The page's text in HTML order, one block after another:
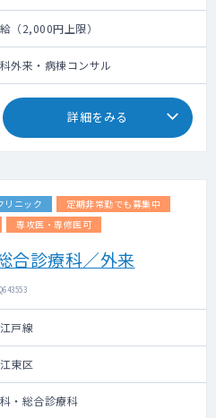
（2,000円上限）
外来・病棟コンサル
詳細をみる
リニック
定期非常勤でも募集中
専攻医・専修医可
合診療科／外来
戸線
東区
・総合診療科